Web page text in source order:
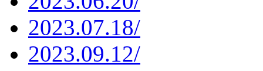
2023.07.18/
2023.09.12/